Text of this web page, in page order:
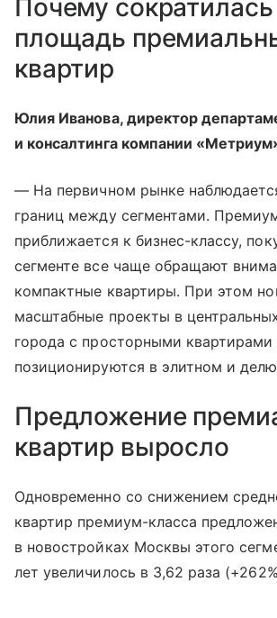
Почему сократилась
площадь
квартир
Юлия Иванова, директор
и консалтинга компании
— На первичном рынке
границ между сегментами.
приближается к бизнес-классу,
сегменте все чаще обращают
компактные квартиры. При этом
масштабные проекты в
города с просторными
позиционируются в элитном и
Предложение
квартир выросло
Одновременно со снижением
квартир премиум-класса
в новостройках Москвы этого
лет увеличилось в 3,62 раза